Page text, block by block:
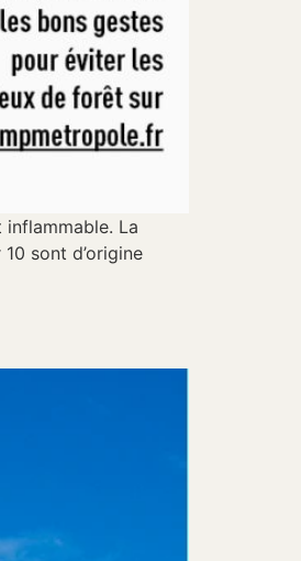
La
sont d’origine